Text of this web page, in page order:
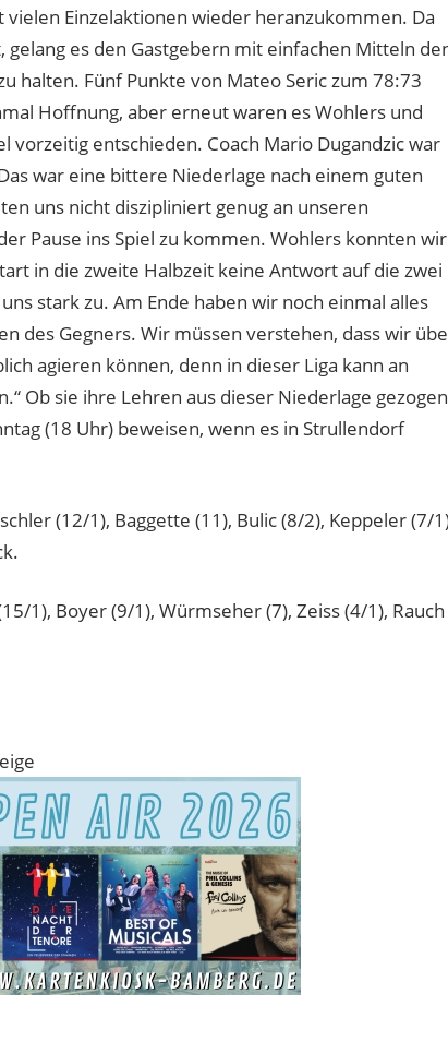
Einzelaktionen wieder heranzukommen. Da
es den Gastgebern mit einfachen Mitteln
halten. Fünf Punkte von Mateo Seric zum 78:73
Hoffnung, aber erneut waren es Wohlers und
vorzeitig entschieden. Coach Mario Dugandzic war
war eine bittere Niederlage nach einem guten
uns nicht diszipliniert genug an unseren
Pause ins Spiel zu kommen. Wohlers konnten wir
in die zweite Halbzeit keine Antwort auf die zwei
stark zu. Am Ende haben wir noch einmal alles
des Gegners. Wir müssen verstehen, dass wir
agieren können, denn in dieser Liga kann an
Ob sie ihre Lehren aus dieser Niederlage gezogen
(18 Uhr) beweisen, wenn es in Strullendorf
(12/1), Baggette (11), Bulic (8/2), Keppeler (7/
1), Boyer (9/1), Würmseher (7), Zeiss (4/1), Rauch